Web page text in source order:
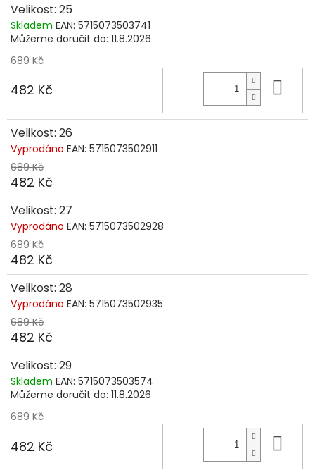
Velikost: 25
Skladem EAN: 5715073503741
Můžeme doručit do: 11.8.2026
689 Kč
482 Kč
Velikost: 26
Vyprodáno EAN: 5715073502911
689 Kč
482 Kč
Velikost: 27
Vyprodáno EAN: 5715073502928
689 Kč
482 Kč
Velikost: 28
Vyprodáno EAN: 5715073502935
689 Kč
482 Kč
Velikost: 29
Skladem EAN: 5715073503574
Můžeme doručit do: 11.8.2026
689 Kč
482 Kč